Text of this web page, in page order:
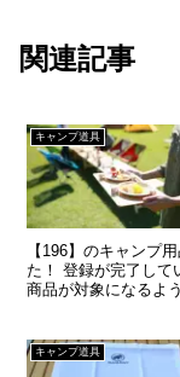
関連記事
キャンプ道具
【196】のキャンプ
た！ 登録が完了して
商品が対象になるよ
キャンプ道具